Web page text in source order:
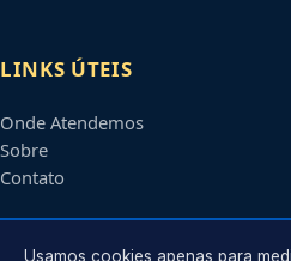
LINKS ÚTEIS
Onde Atendemos
Sobre
Contato
Usamos cookies apenas para